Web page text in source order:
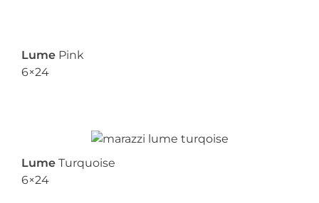
Lume Pink
6×24
Lume Turquoise
6×24